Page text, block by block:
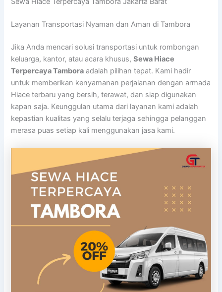
Layanan Transportasi Nyaman dan Aman di Tambora
Jika Anda mencari solusi transportasi untuk rombongan
keluarga, kantor, atau acara khusus,Sewa Hiace
Terpercaya Tambora adalah pilihan tepat. Kami hadir
untuk memberikan kenyamanan perjalanan dengan armada
Hiace terbaru yang bersih, terawat, dan siap digunakan
kapan saja. Keunggulan utama dari layanan kami adalah
kepastian kualitas yang selalu terjaga sehingga pelanggan
merasa puas setiap kali menggunakan jasa kami.